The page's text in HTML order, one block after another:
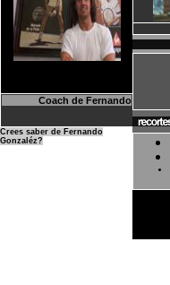
Coach de Fernando
Crees saber de Fernando
Gonzaléz?